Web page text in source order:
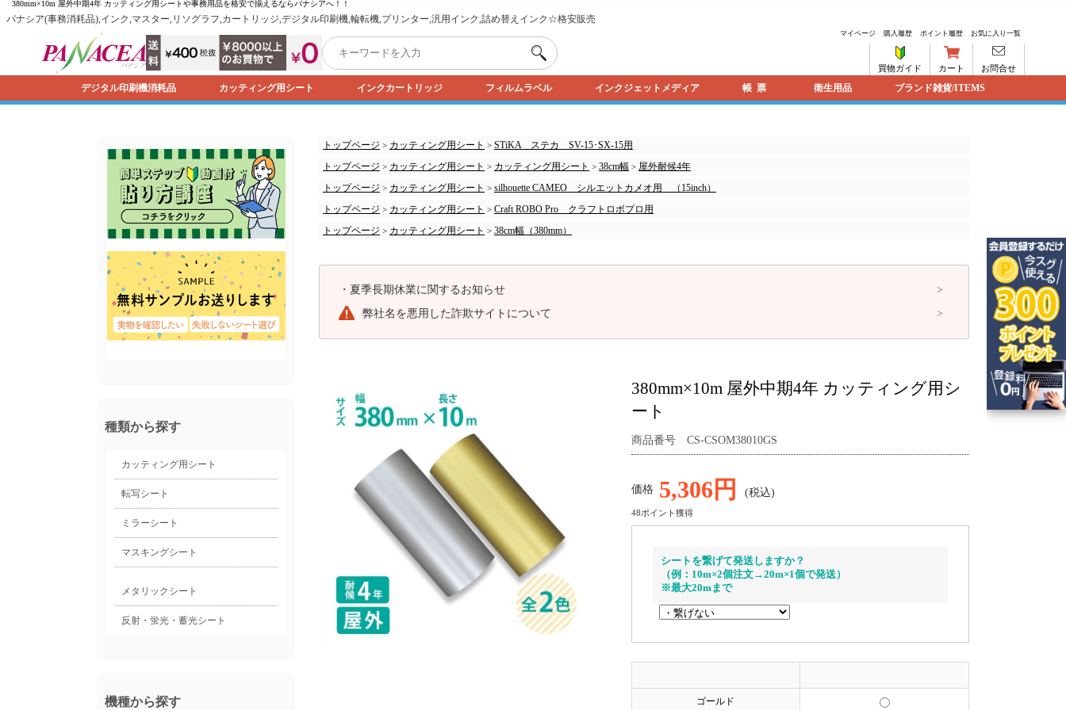
380mm×10m 屋外中期4年 カッティング用シートや事務用品を格安で揃えるならパナシアへ！！
パナシア(事務消耗品),インク,マスター,リソグラフ,カートリッジ,デジタル印刷機,輪転機,プリンター,汎用インク,詰め替えインク☆格安販売
マイページ 購入履歴 ポイント履歴 お気に入り一覧
買物ガイド カート お問合せ
デジタル印刷機消耗品 カッティング用シート インクカートリッジ フィルムラベル インクジェットメディア 帳票 衛生用品 ブランド雑貨/ITEMS
種類から探す
カッティング用シート
転写シート
ミラーシート
マスキングシート
メタリックシート
反射・蛍光・蓄光シート
機種から探す
トップページ > カッティング用シート > STiKA ステカ SV-15･SX-15用
トップページ > カッティング用シート > カッティング用シート > 38cm幅 > 屋外耐候4年
トップページ > カッティング用シート > silhouette CAMEO シルエットカメオ用 （15inch）
トップページ > カッティング用シート > Craft ROBO Pro クラフトロボプロ用
トップページ > カッティング用シート > 38cm幅（380mm）
・ 夏季長期休業に関するお知らせ
弊社名を悪用した詐欺サイトについて
380mm×10m 屋外中期4年 カッティング用シ
ート
商品番号 CS-CSOM38010GS
価格 5,306円 (税込)
48ポイント獲得
シートを繋げて発送しますか？
（例：10m×2個注文→20m×1個で発送）
※最大20mまで
ゴールド